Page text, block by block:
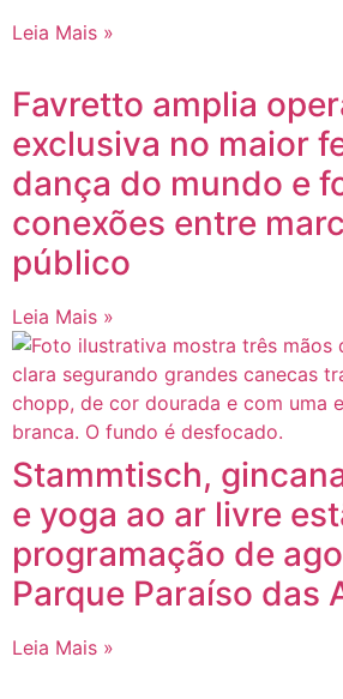
Leia Mais »
Favretto amplia
exclusiva no maior
dança do mundo e
conexões entre
público
Leia Mais »
Stammtisch,
e yoga ao ar livre
programação de
Parque Paraíso das
Leia Mais »